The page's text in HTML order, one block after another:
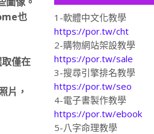
也
僅在
片，
1-軟體中文化教學
https://por.tw/cht
2-購物網站架設教學
https://por.tw/sale
3-搜尋引擎排名教學
https://por.tw/seo
4-電子書製作教學
https://por.tw/ebook
5-八字命理教學